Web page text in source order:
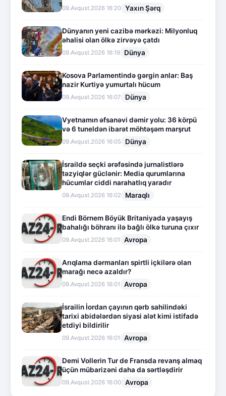
09.Avqust.2026 16:20 Yaxın Şərq
Dünyanın yeni cazibə mərkəzi: Milyonluq
əhalisi olan ölkə zirvəyə çatdı
09.Avqust.2026 16:19 Dünya
Kosova Parlamentində gərgin anlar: Baş
nazir Kurtiyə yumurtalı hücum
09.Avqust.2026 16:07 Dünya
Vyetnamın əfsanəvi dəmir yolu: 36 körpü
və 6 tuneldən ibarət möhtəşəm marşrut
09.Avqust.2026 16:05 Dünya
İsraildə seçki ərəfəsində jurnalistlərə
təzyiqlər güclənir: Media qurumlarına
hücumlar ciddi narahatlıq yaradır
09.Avqust.2026 16:02 Maraqlı
Endi Börnem Böyük Britaniyada yaşayış
bahalığı böhranı ilə bağlı ölkə turuna çıxır
09.Avqust.2026 16:01 Avropa
Arıqlama dərmanları spirtli içkilərə olan
marağı necə azaldır?
09.Avqust.2026 16:01 Avropa
İsrailin İordan çayının qərb sahilindəki
tarixi abidələrdən siyasi alət kimi istifadə
etdiyi bildirilir
09.Avqust.2026 16:01 Avropa
Demi Vollerin Tur de Fransda revanş almaq
üçün mübarizəni daha da sərtləşdirir
09.Avqust.2026 16:00 Avropa